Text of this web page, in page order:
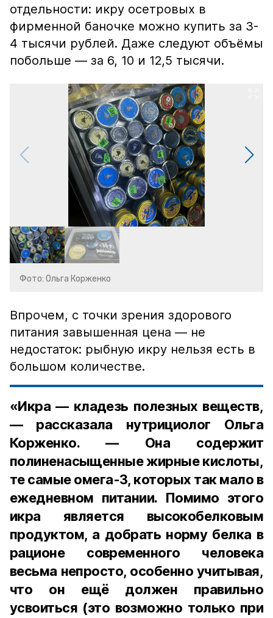
отдельности: икру осетровых в
фирменной баночке можно купить за 3-
4 тысячи рублей. Даже следуют объёмы
побольше — за 6, 10 и 12,5 тысячи.
Фото: Ольга Корженко
Впрочем, с точки зрения здорового
питания завышенная цена — не
недостаток: рыбную икру нельзя есть в
большом количестве.
«Икра — кладезь полезных веществ,
— рассказала нутрициолог Ольга
Корженко. — Она содержит
полиненасыщенные жирные кислоты,
те самые омега-3, которых так мало в
ежедневном питании. Помимо этого
икра является высокобелковым
продуктом, а добрать норму белка в
рационе современного человека
весьма непросто, особенно учитывая,
что он ещё должен правильно
усвоиться (это возможно только при